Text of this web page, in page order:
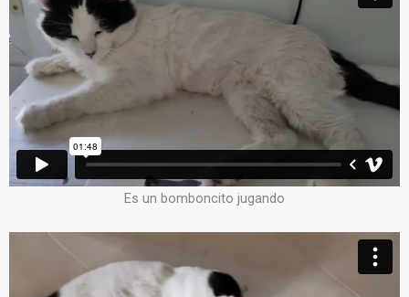
Es un bomboncito jugando